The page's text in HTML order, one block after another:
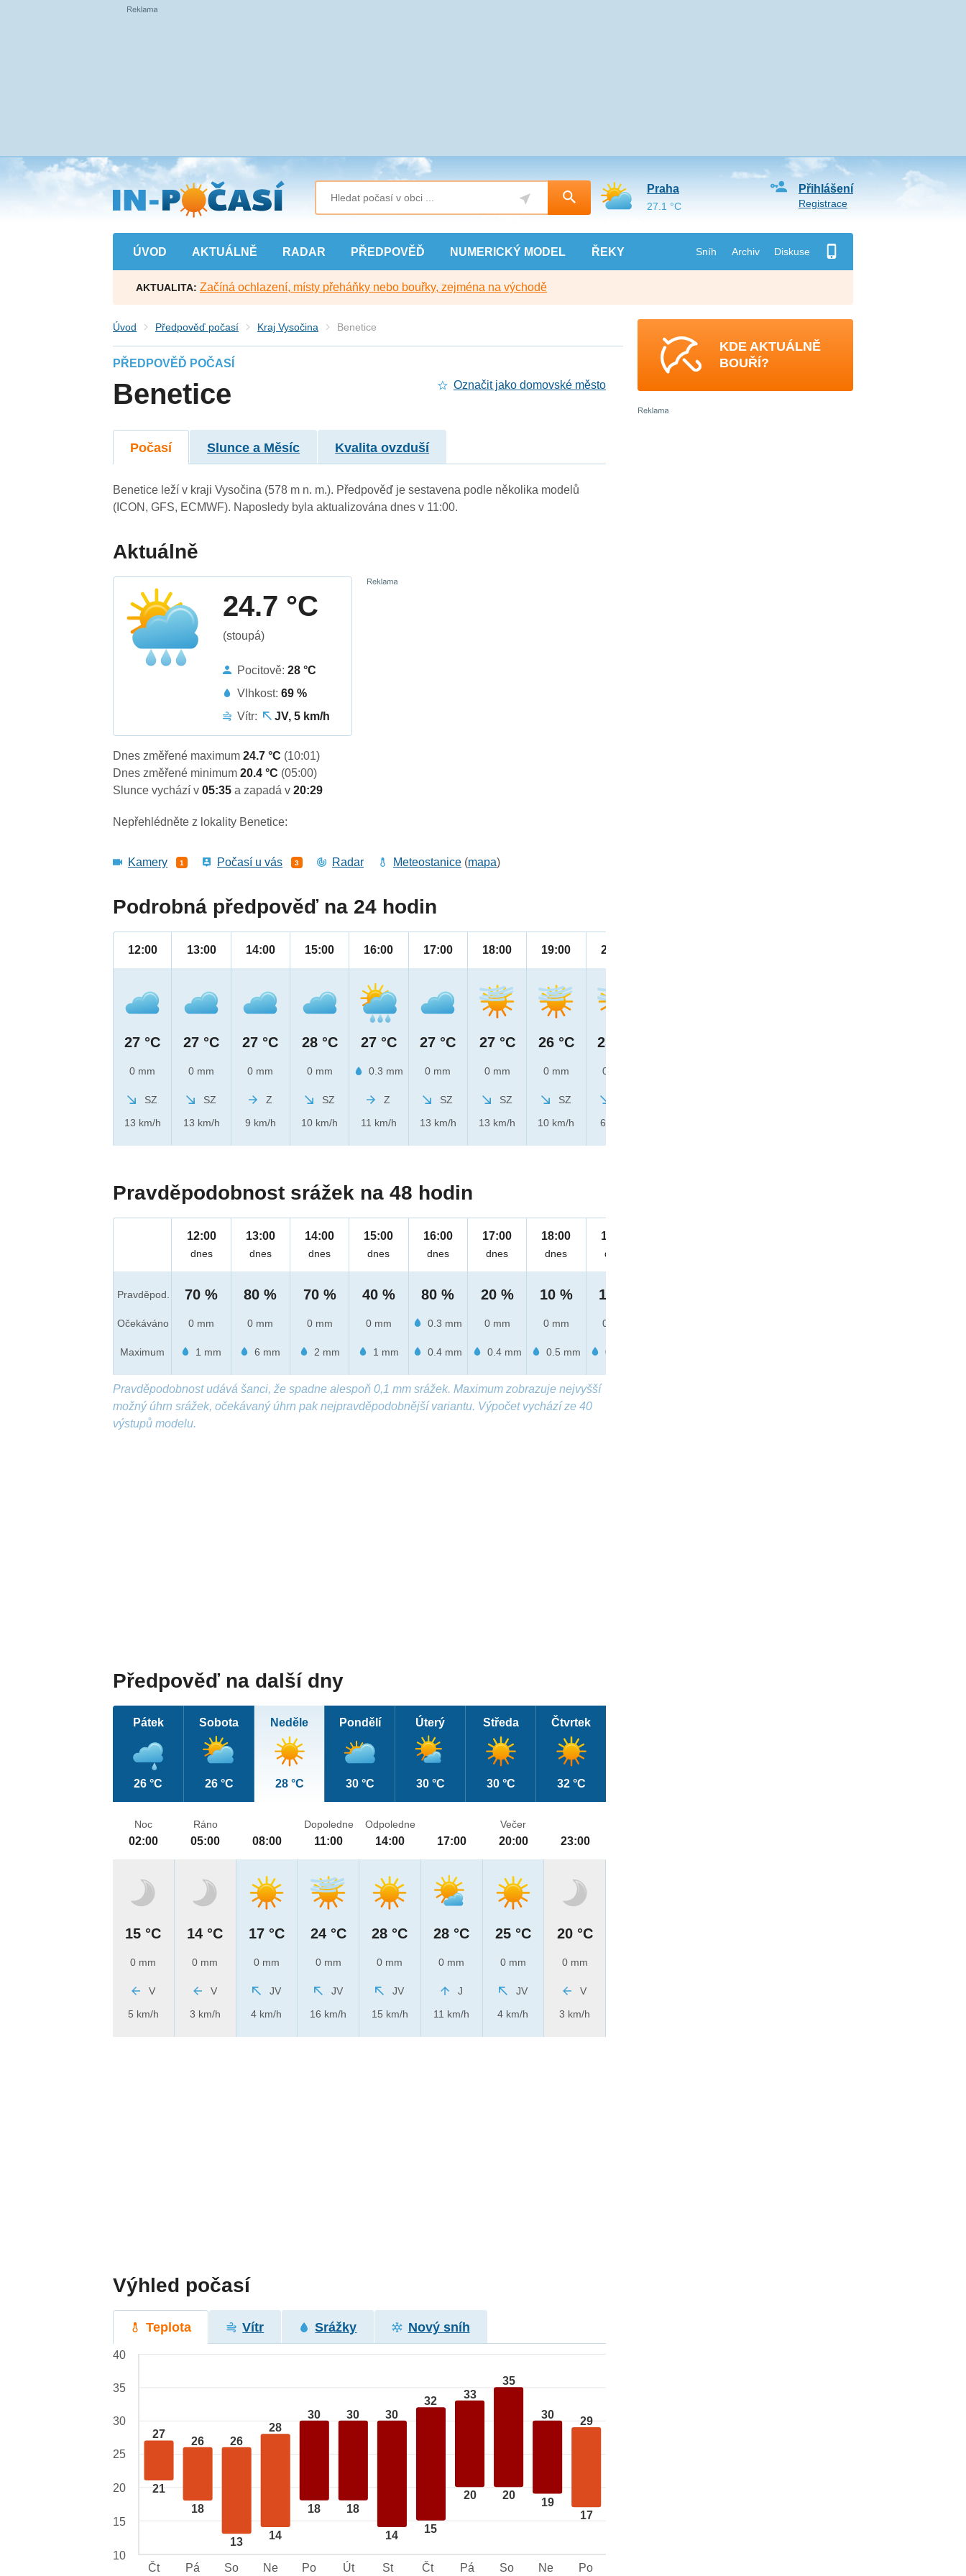
Přejít
na
hlavní
obsah
ÚVOD AKTUÁLNĚ RADAR PŘEDPOVĚĎ NUMERICKÝ MODEL ŘEKY Sníh Archiv Diskuse
Přihlášení
Registrace
Praha
27.1 °C
AKTUALITA: Začíná ochlazení, místy přeháňky nebo bouřky, zejména na východě
Úvod Předpověď počasí Kraj Vysočina Benetice
PŘEDPOVĚĎ POČASÍ
Benetice Označit jako domovské město
Počasí Slunce a Měsíc Kvalita ovzduší
Benetice leží v kraji Vysočina (578 m n. m.). Předpověď je sestavena podle několika modelů
(ICON, GFS, ECMWF). Naposledy byla aktualizována dnes v 11:00.
Aktuálně
24.7 °C
(stoupá)
Pocitově:28 °C
Vlhkost:69 %
Vítr:
JV, 5 km/h
Dnes změřené maximum24.7 °C (10:01)
Dnes změřené minimum20.4 °C (05:00)
Slunce vychází v05:35a zapadá v20:29
Nepřehlédněte z lokality Benetice:
Kamery 1 Počasí u vás 3 Radar Meteostanice (mapa)
Podrobná předpověď na 24 hodin
12:00
27 °C
0 mm
SZ
13 km/h
13:00
27 °C
0 mm
SZ
13 km/h
14:00
27 °C
0 mm
Z
9 km/h
15:00
28 °C
0 mm
SZ
10 km/h
16:00
27 °C
0.3 mm
Z
11 km/h
17:00
27 °C
0 mm
SZ
13 km/h
18:00
27 °C
0 mm
SZ
13 km/h
19:00
26 °C
0 mm
SZ
10 km/h
20:00
25 °C
0 mm
6 km/h
Pravděpodobnost srážek na 48 hodin
Pravděpod.
Očekáváno
Maximum
12:00
dnes
70 %
0 mm
1 mm
13:00
dnes
80 %
0 mm
6 mm
14:00
dnes
70 %
0 mm
2 mm
15:00
dnes
40 %
0 mm
1 mm
16:00
dnes
80 %
0.3 mm
0.4 mm
17:00
dnes
20 %
0 mm
0.4 mm
18:00
dnes
10 %
0 mm
0.5 mm
19:00
dnes
10 %
0 mm
0.5 mm
Pravděpodobnost udává šanci, že spadne alespoň 0,1 mm srážek. Maximum zobrazuje nejvyšší
možný úhrn srážek, očekávaný úhrn pak nejpravděpodobnější variantu. Výpočet vychází ze 40
výstupů modelu.
Předpověď na další dny
Pátek
26 °C
Sobota
26 °C
Neděle
28 °C
Pondělí
30 °C
Úterý
30 °C
Středa
30 °C
Čtvrtek
32 °C
Noc
02:00
15 °C
0 mm
V
5 km/h
Ráno
05:00
14 °C
0 mm
V
3 km/h
08:00
17 °C
0 mm
JV
4 km/h
Dopoledne
11:00
24 °C
0 mm
JV
16 km/h
Odpoledne
14:00
28 °C
0 mm
JV
15 km/h
17:00
28 °C
0 mm
J
11 km/h
Večer
20:00
25 °C
0 mm
JV
4 km/h
23:00
20 °C
0 mm
V
3 km/h
Výhled počasí
Teplota Vítr Srážky Nový sníh
27
21
26
18
26
13
28
14
30
18
30
18
30
14
32
15
33
20
35
20
30
19
29
17
40
35
30
25
20
15
10
Čt
Pá So Ne Po Út St Čt Pá So Ne Po
KDE AKTUÁLNĚ
BOUŘÍ?